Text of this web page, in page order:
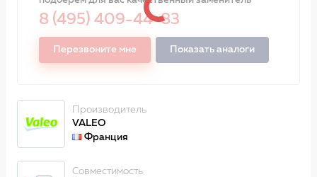
8 (495) 409-44-83
Перезвоните мне Показать аналоги
Производитель
VALEO
Франция
Совместимость